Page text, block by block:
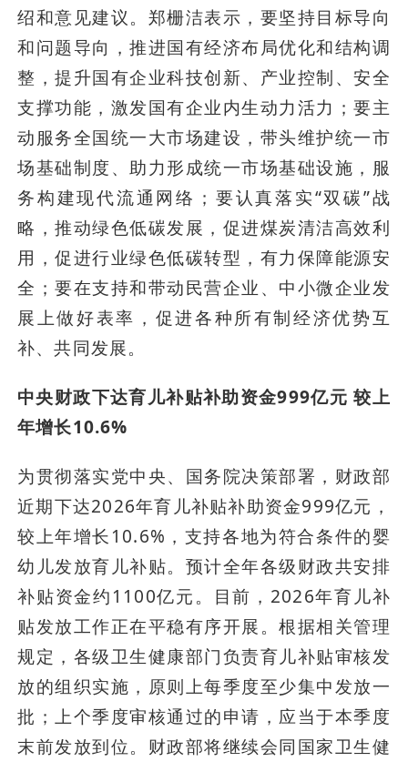
绍和意见建议。郑栅洁表示，要坚持目标导向
和问题导向，推进国有经济布局优化和结构调
整，提升国有企业科技创新、产业控制、安全
支撑功能，激发国有企业内生动力活力；要主
动服务全国统一大市场建设，带头维护统一市
场基础制度、助力形成统一市场基础设施，服
务构建现代流通网络；要认真落实“双碳”战
略，推动绿色低碳发展，促进煤炭清洁高效利
用，促进行业绿色低碳转型，有力保障能源安
全；要在支持和带动民营企业、中小微企业发
展上做好表率，促进各种所有制经济优势互
补、共同发展。
中央财政下达育儿补贴补助资金999亿元 较上
年增长10.6%
为贯彻落实党中央、国务院决策部署，财政部
近期下达2026年育儿补贴补助资金999亿元，
较上年增长10.6%，支持各地为符合条件的婴
幼儿发放育儿补贴。预计全年各级财政共安排
补贴资金约1100亿元。目前，2026年育儿补
贴发放工作正在平稳有序开展。根据相关管理
规定，各级卫生健康部门负责育儿补贴审核发
放的组织实施，原则上每季度至少集中发放一
批；上个季度审核通过的申请，应当于本季度
末前发放到位。财政部将继续会同国家卫生健